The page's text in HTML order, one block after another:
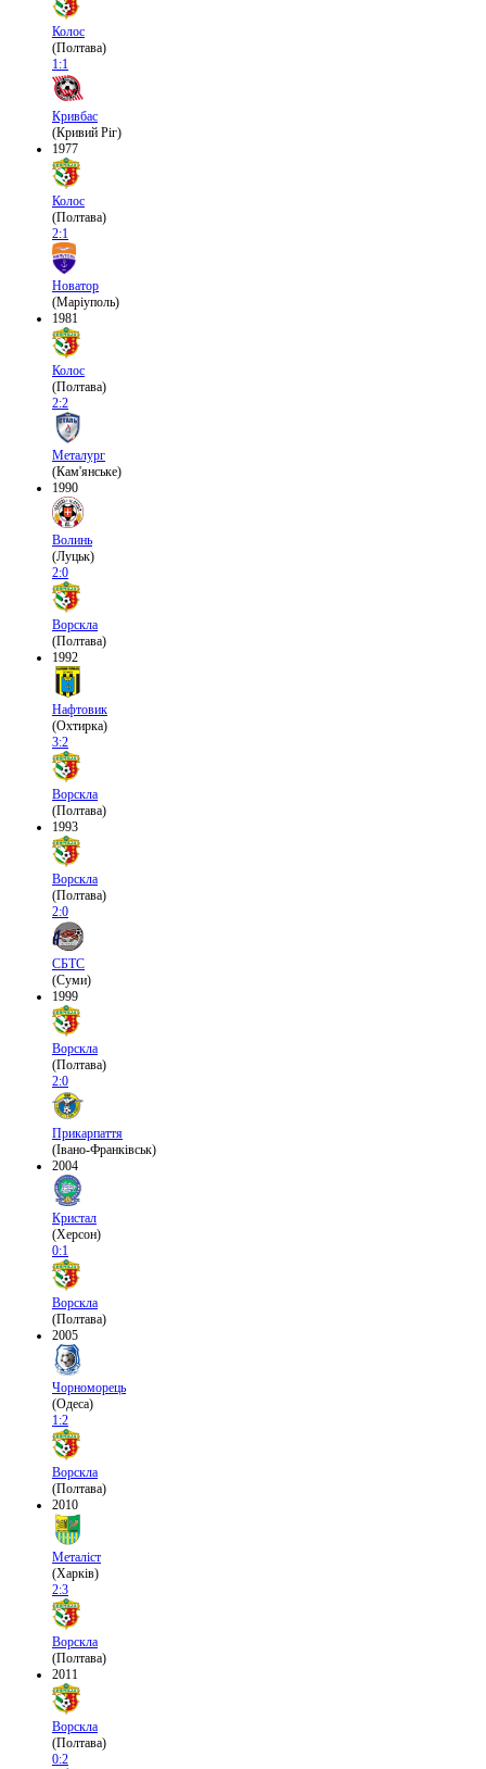
Колос
(Полтава)
1:1
Кривбас
(Кривий Ріг)
1977
Колос
(Полтава)
2:1
Новатор
(Маріуполь)
1981
Колос
(Полтава)
2:2
Металург
(Кам'янське)
1990
Волинь
(Луцьк)
2:0
Ворскла
(Полтава)
1992
Нафтовик
(Охтирка)
3:2
Ворскла
(Полтава)
1993
Ворскла
(Полтава)
2:0
СБТС
(Суми)
1999
Ворскла
(Полтава)
2:0
Прикарпаття
(Івано-Франківськ)
2004
Кристал
(Херсон)
0:1
Ворскла
(Полтава)
2005
Чорноморець
(Одеса)
1:2
Ворскла
(Полтава)
2010
Металіст
(Харків)
2:3
Ворскла
(Полтава)
2011
Ворскла
(Полтава)
0:2